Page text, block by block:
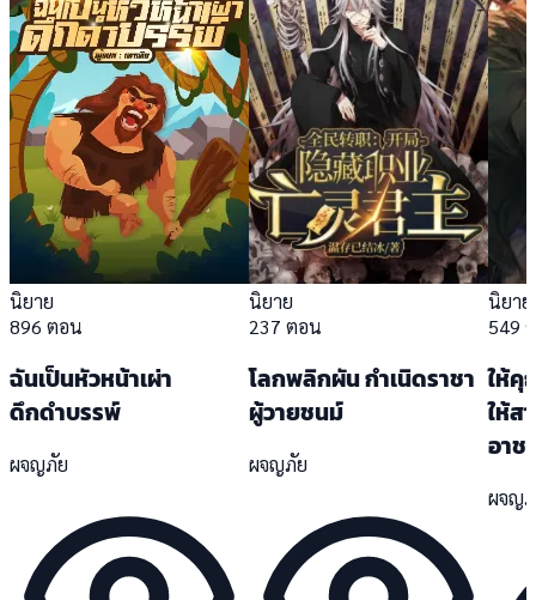
นิยาย
896 ตอน
ฉันเป็นหัวหน้าเผ่า
ดึกดำบรรพ์
ผจญภัย
นิยาย
237 ตอน
โลกพลิกผัน กำเนิดราชา
ผู้วายชนม์
ผจญภัย
นิยาย
549
ให้คุ
ให้ส
อาช
ผจญ